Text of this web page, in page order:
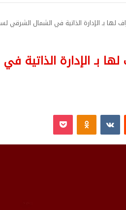
لها بـ الإدارة الذاتية في الشمال الشرقي
بـ الإدارة الذاتية
Odnoklassniki
‫Pocket